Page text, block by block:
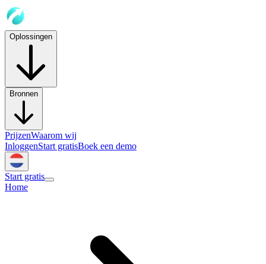
Oplossingen
Bronnen
PrijzenWaarom wij
InloggenStart gratisBoek een demo
Start gratis
Home